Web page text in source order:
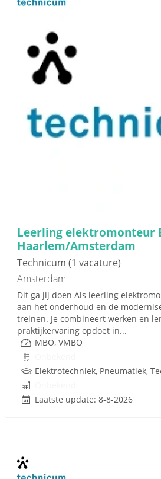
Leerling elektromonteur
Haarlem/Amsterdam
Technicum (1 vacature)
Amsterdam
Dit ga jij doen Als leerling
aan het onderhoud en de
treinen. Je combineert werken en
praktijkervaring opdoet in...
MBO, VMBO
Elektrotechniek, Pneumatiek,
Laatste update: 8-8-2026